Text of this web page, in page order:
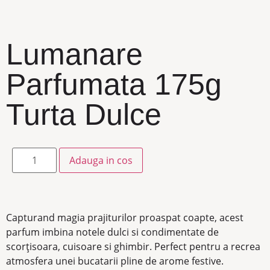
Lumanare
Parfumata 175g
Turta Dulce
Adauga in cos
Capturand magia prajiturilor proaspat coapte, acest
parfum imbina notele dulci si condimentate de
scorțisoara, cuisoare si ghimbir. Perfect pentru a recrea
atmosfera unei bucatarii pline de arome festive.